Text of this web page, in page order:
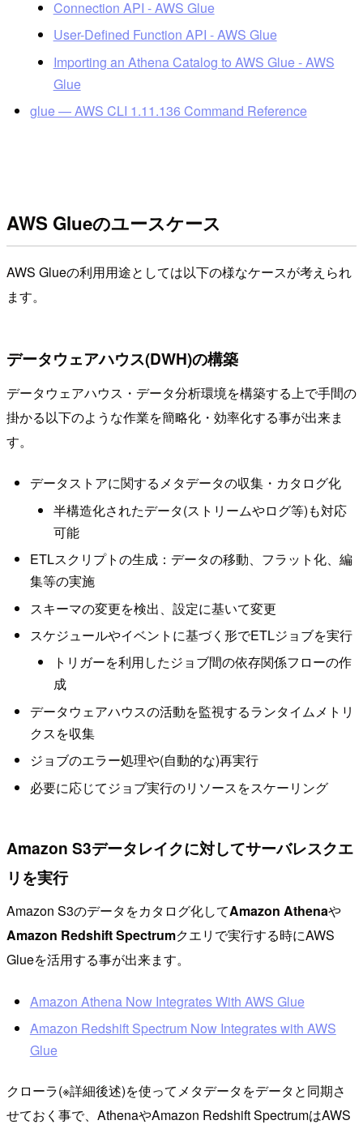
Connection API - AWS Glue
User-Defined Function API - AWS Glue
Importing an Athena Catalog to AWS Glue - AWS
Glue
glue — AWS CLI 1.11.136 Command Reference
AWS Glueのユースケース
AWS Glueの利用用途としては以下の様なケースが考えられ
ます。
データウェアハウス(DWH)の構築
データウェアハウス・データ分析環境を構築する上で手間の
掛かる以下のような作業を簡略化・効率化する事が出来ま
す。
データストアに関するメタデータの収集・カタログ化
半構造化されたデータ(ストリームやログ等)も対応
可能
ETLスクリプトの生成：データの移動、フラット化、編
集等の実施
スキーマの変更を検出、設定に基いて変更
スケジュールやイベントに基づく形でETLジョブを実行
トリガーを利用したジョブ間の依存関係フローの作
成
データウェアハウスの活動を監視するランタイムメトリ
クスを収集
ジョブのエラー処理や(自動的な)再実行
必要に応じてジョブ実行のリソースをスケーリング
Amazon S3データレイクに対してサーバレスクエ
リを実行
Amazon S3のデータをカタログ化してAmazon Athenaや
Amazon Redshift Spectrumクエリで実行する時にAWS
Glueを活用する事が出来ます。
Amazon Athena Now Integrates With AWS Glue
Amazon Redshift Spectrum Now Integrates with AWS
Glue
クローラ(※詳細後述)を使ってメタデータをデータと同期さ
せておく事で、AthenaやAmazon Redshift SpectrumはAWS